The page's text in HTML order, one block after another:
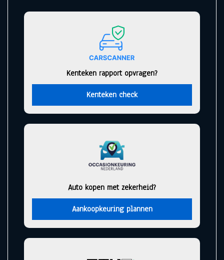
Kenteken rapport opvragen?
Kenteken check
Auto kopen met zekerheid?
Aankoopkeuring plannen